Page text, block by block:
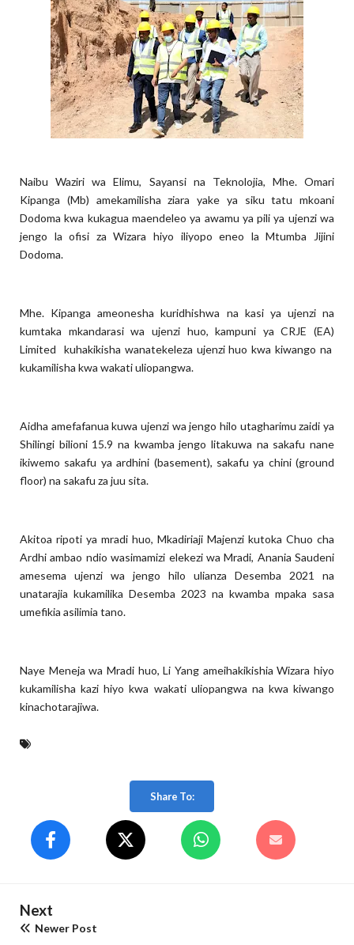
Zawadi-Aug 05 2026
Mume Wangu Alipoteza Hamu Na Mimi
Zawadi-Aug 05 2026
WMA YAENDELEA KUTOA ELIMU YA
MSUMBA-Aug 05 2026
Naibu Waziri wa Elimu, Sayansi na Teknolojia, Mhe. Omari
Kipanga (Mb) amekamilisha ziara yake ya siku tatu mkoani
Dodoma kwa kukagua maendeleo ya awamu ya pili ya ujenzi wa
jengo la ofisi za Wizara hiyo iliyopo eneo la Mtumba Jijini
Dodoma.
Mhe. Kipanga ameonesha kuridhishwa na kasi ya ujenzi na
kumtaka mkandarasi wa ujenzi huo, kampuni ya CRJE (EA)
Limited kuhakikisha wanatekeleza ujenzi huo kwa kiwango na
kukamilisha kwa wakati uliopangwa.
Aidha amefafanua kuwa ujenzi wa jengo hilo utagharimu zaidi ya
Shilingi bilioni 15.9 na kwamba jengo litakuwa na sakafu nane
ikiwemo sakafu ya ardhini (basement), sakafu ya chini (ground
floor) na sakafu za juu sita.
Akitoa ripoti ya mradi huo, Mkadiriaji Majenzi kutoka Chuo cha
Ardhi ambao ndio wasimamizi elekezi wa Mradi, Anania Saudeni
amesema ujenzi wa jengo hilo ulianza Desemba 2021 na
unatarajia kukamilika Desemba 2023 na kwamba mpaka sasa
umefikia asilimia tano.
Naye Meneja wa Mradi huo, Li Yang ameihakikishia Wizara hiyo
kukamilisha kazi hiyo kwa wakati uliopangwa na kwa kiwango
kinachotarajiwa.
Share To:
Next
Newer Post